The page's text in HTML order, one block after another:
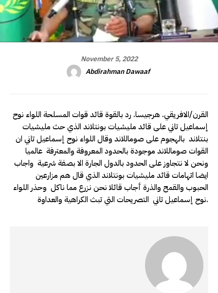
November 5, 2022
Abdirahman Dawaaf
القرن/الافريقي. هرجيسا. رد بالقوة قائد قوات المسلحة اللواء نوح
إسماعيل تاني على قائد مليشيات بونتلاند الذي حث مليشيات
بنتلاند بالهجوم على صوماللاند وقال اللواء نوح إسماعيل تاني ان
القوات صوماللاند موجودة بالحدود المعروفة والمعترفة عالميا
ونحن لا نتجاوز على الحدود بالدول الجارة الا بصفة شرعية واجاب
ايضا اتهامات قائد مليشيات بونتلاند الذي قال هم مزارعين
الحبوب والقمح والذرة أجاب قائلا نحن نزرع مما ناكل وحذر اللواء
نوح إسماعيل تاني التصريحات التي تبث الكراهية والعداوة.